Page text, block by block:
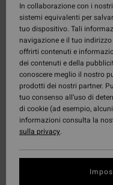
In collaborazione con i
sistemi equivalenti per
tuo dispositivo. Tali
navigazione e il tuo
offrirti contenuti e
dei contenuti e della
conoscere meglio il nostro
prodotti dei nostri partner.
tuo consenso all’uso di
di cookie (ad esempio,
informazioni consulta la
sulla privacy.